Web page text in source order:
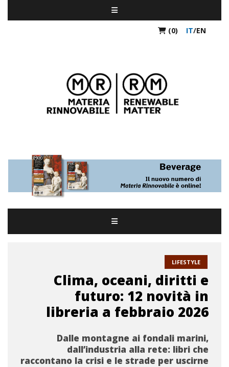
(0) IT/EN
LIFESTYLE
Clima, oceani, diritti e
futuro: 12 novità in
libreria a febbraio 2026
Dalle montagne ai fondali marini,
dall’industria alla rete: libri che
raccontano la crisi e le strade per uscirne